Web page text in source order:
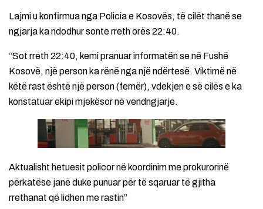
Lajmi u konfirmua nga Policia e Kosovës, të cilët thanë se
ngjarja ka ndodhur sonte rreth orës 22:40.
“Sot rreth 22:40, kemi pranuar informatën se në Fushë
Kosovë, një person ka rënë nga një ndërtesë. Viktimë në
këtë rast është një person (femër), vdekjen e së cilës e ka
konstatuar ekipi mjekësor në vendngjarje.
Aktualisht hetuesit policor në koordinim me prokurorinë
përkatëse janë duke punuar për të sqaruar të gjitha
rrethanat që lidhen me rastin”